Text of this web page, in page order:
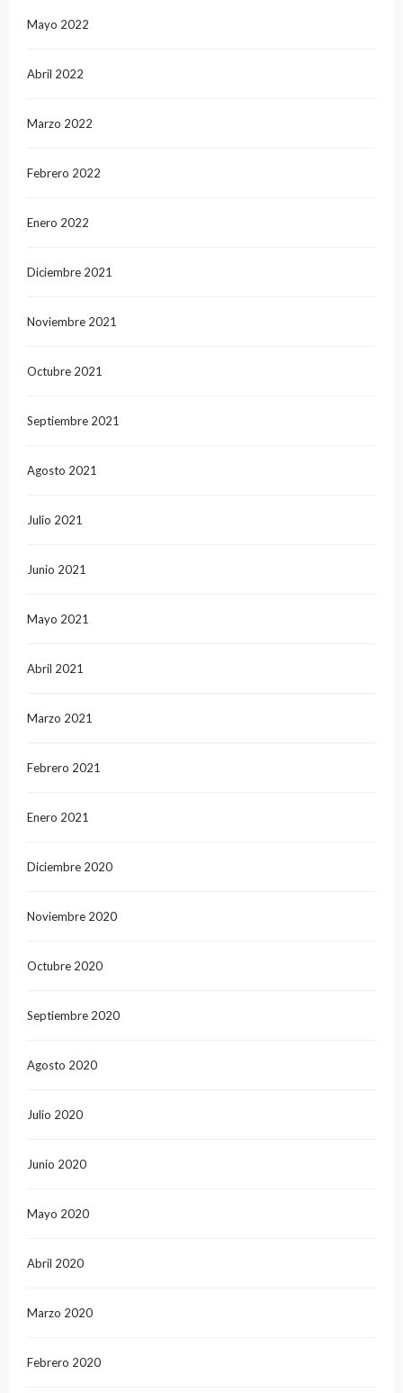
Mayo 2022
Abril 2022
Marzo 2022
Febrero 2022
Enero 2022
Diciembre 2021
Noviembre 2021
Octubre 2021
Septiembre 2021
Agosto 2021
Julio 2021
Junio 2021
Mayo 2021
Abril 2021
Marzo 2021
Febrero 2021
Enero 2021
Diciembre 2020
Noviembre 2020
Octubre 2020
Septiembre 2020
Agosto 2020
Julio 2020
Junio 2020
Mayo 2020
Abril 2020
Marzo 2020
Febrero 2020